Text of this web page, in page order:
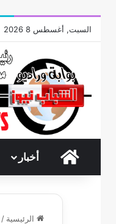
السبت, أغسطس 8 2026
الرئيسية
أخبار
الرئيسية /